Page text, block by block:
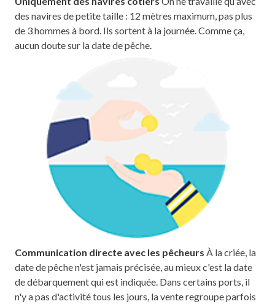
des navires de petite taille : 12 mètres maximum, pas plus
de 3 hommes à bord. Ils sortent à la journée. Comme ça,
aucun doute sur la date de pêche.
Communication directe avec les pêcheurs À la criée, la
date de pêche n'est jamais précisée, au mieux c'est la date
de débarquement qui est indiquée. Dans certains ports, il
n'y a pas d'activité tous les jours, la vente regroupe parfois